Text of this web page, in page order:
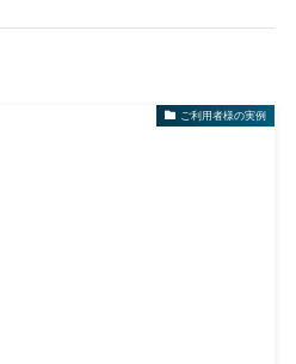
ご利用者様の実例